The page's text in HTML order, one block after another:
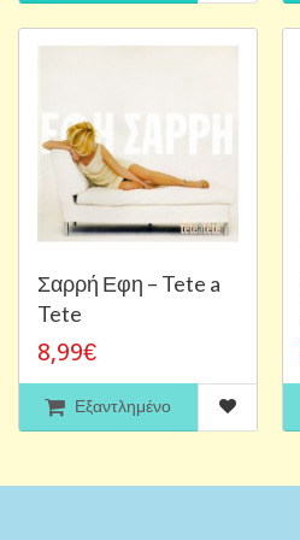
Σαρρή Εφη ‎– Tete a
Tete
8,99€
Εξαντλημένο